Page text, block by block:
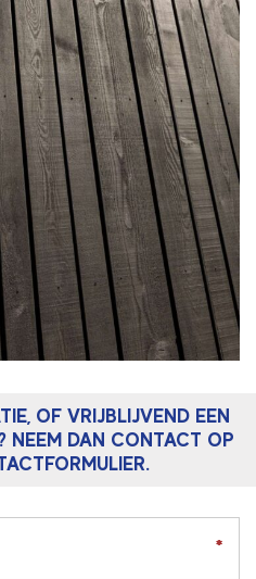
OF VRIJBLIJVEND EEN
NEEM DAN CONTACT OP
*
*